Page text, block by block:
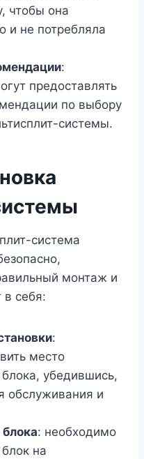
чтобы она
и не потребляла
:
предоставлять
по выбору
системы.
система
монтаж и
в себя:
:
место
убедившись,
обслуживания и
: необходимо
на